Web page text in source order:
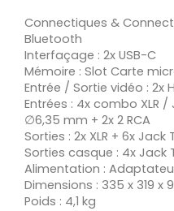
Connectiques &
Bluetooth
Interfaçage : 2x USB-C
Mémoire : Slot Carte
Entrée / Sortie vidéo : 2x
Entrées : 4x combo XLR
∅6,35 mm + 2x 2 RCA
Sorties : 2x XLR + 6x
Sorties casque : 4x Jack
Alimentation :
Dimensions : 335 x 319 x
Poids : 4,1 kg